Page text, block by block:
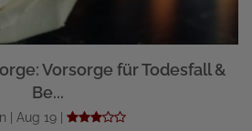
Vorsorge für Todesfall &
Be...
| Aug 19 |